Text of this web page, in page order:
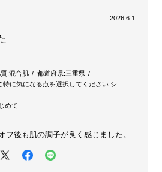
2026.6.1
:混合肌 都道府県:三重県
特に気になる点を選択してください:シ
めて
フ後も肌の調子が良く感じました。